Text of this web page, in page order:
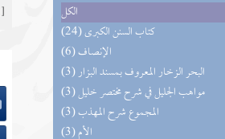
الكل
(24) كتاب السنن الكبرى
(6) الإنصاف
(3) البحر الزخار المعروف بمسند البزار
(3) مواهب الجليل في شرح مختصر خليل
(3) المجموع شرح المهذب
(3) الأم